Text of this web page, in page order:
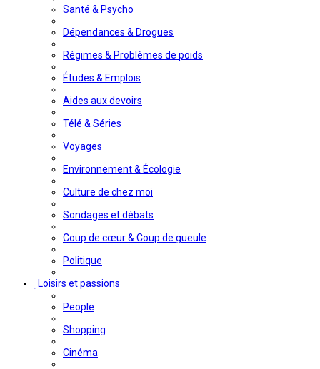
Santé & Psycho
Dépendances & Drogues
Régimes & Problèmes de poids
Études & Emplois
Aides aux devoirs
Télé & Séries
Voyages
Environnement & Écologie
Culture de chez moi
Sondages et débats
Coup de cœur & Coup de gueule
Politique
Loisirs et passions
People
Shopping
Cinéma